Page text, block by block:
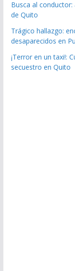
Busca al
de Quito
Trágico hallazgo:
desaparecidos en
¡Terror en un taxi!:
secuestro en Quito